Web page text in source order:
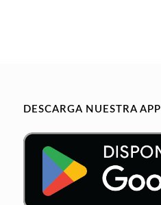
DESCARGA NUESTRA APP